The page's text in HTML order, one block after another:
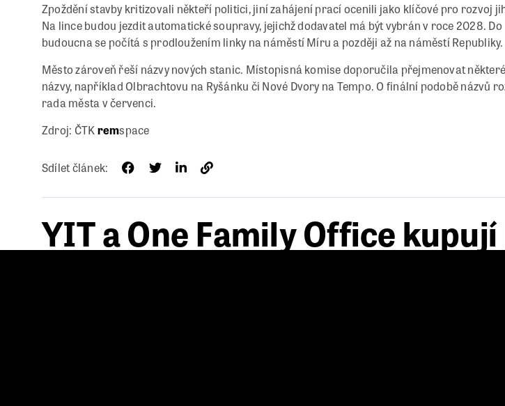
Zpoždění stavby kritizovali někteří politici, jiní zahájení prací ocenili jako klíčové pro rozvoj
Na lince budou jezdit automatické soupravy, jejichž dodavatel má být vybrán v roce 2028. Do
budoucna se počítá s prodloužením linky na náměstí Míru a později až na náměstí Republiky.
Město zároveň řeší názvy nových stanic. Místopisná komise doporučila přejmenovat
názvy, například Olbrachtovu na Ryšánku či Nové Dvory na Tempo. O finální podobě názvů
rada města v červenci.
Zdroj: ČTKremspace
Sdílet článek:
YIT a One Family Office kupují